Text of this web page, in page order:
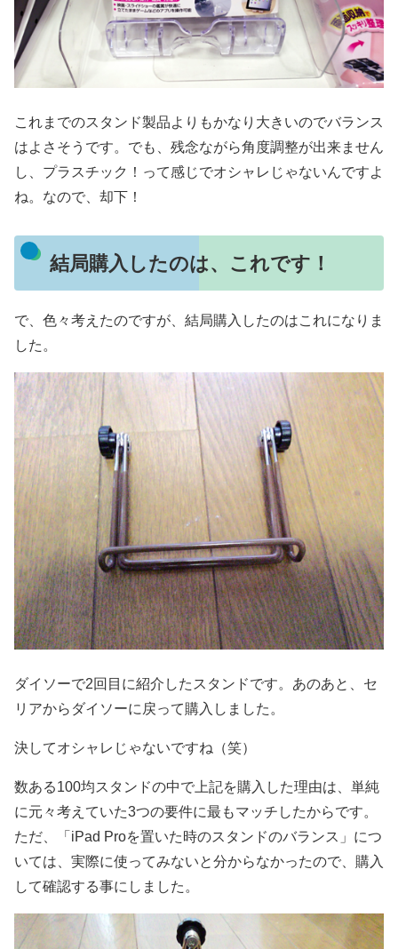
これまでのスタンド製品よりもかなり大きいのでバランス
はよさそうです。でも、残念ながら角度調整が出来ません
し、プラスチック！って感じでオシャレじゃないんですよ
ね。なので、却下！
結局購入したのは、これです！
で、色々考えたのですが、結局購入したのはこれになりま
した。
ダイソーで2回目に紹介したスタンドです。あのあと、セ
リアからダイソーに戻って購入しました。
決してオシャレじゃないですね（笑）
数ある100均スタンドの中で上記を購入した理由は、単純
に元々考えていた3つの要件に最もマッチしたからです。
ただ、「iPad Proを置いた時のスタンドのバランス」につ
いては、実際に使ってみないと分からなかったので、購入
して確認する事にしました。